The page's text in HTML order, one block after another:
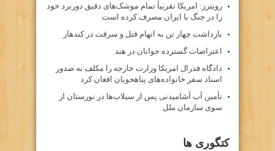
رویترز: امریکا تقریباً تمام موشک‌های دقیق دوربرد خود
را در جنگ با ایران مصرف کرده است
بازداشت چهار تن به اتهام قتل و سرقت در کندهار
اعتراضات گسترده جوانان در هند
دادگاه فدرال امریکا وزارت خارجه را مکلف به صدور
اسناد سفر خانواده‌های پناهجویان افغان کرد
تأمین آب آشامیدنی پس از سیلاب‌ها در نورستان از
سوی سازمان ملل
کتگوری ها